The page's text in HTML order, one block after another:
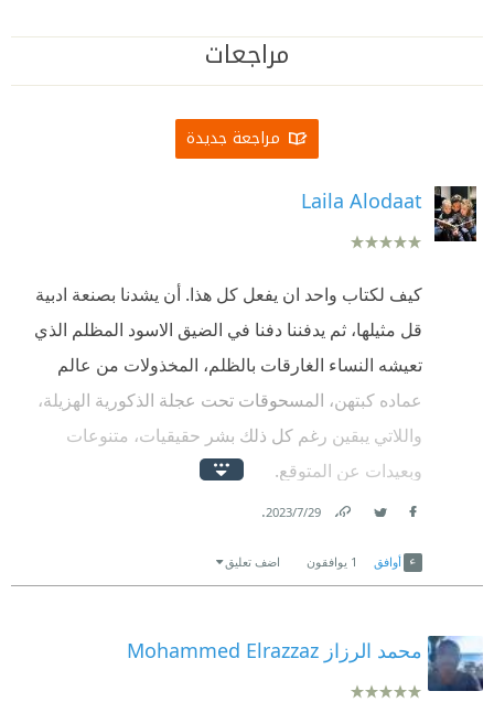
مراجعات
مراجعة جديدة
Laila Alodaat
كيف لكتاب واحد ان يفعل كل هذا. أن يشدنا بصنعة ادبية
قل مثيلها، ثم يدفننا دفنا في الضيق الاسود المظلم الذي
تعيشه النساء الغارقات بالظلم، المخذولات من عالم
عماده كبتهن، المسحوقات تحت عجلة الذكورية الهزيلة،
واللاتي يبقين رغم كل ذلك بشر حقيقيات، متنوعات
وبعيدات عن المتوقع.
يتحدى الكتاب، بحنكة وصبر نافذ ونفس طويل، ثنائية
الضحية والجلاد الضحلة وعديمة المعنى، ويأخذنا عوضا عن
ذلك الى تعقيد وتراكب الذكورية الهشة وتنوع الرجال
بنيرانها، المتشربين لمرارها والحافظين لأرثها.
29‏/7‏/2023
.
أوافق 1 يوافقون اضف تعليق
محمد الرزاز Mohammed Elrazzaz